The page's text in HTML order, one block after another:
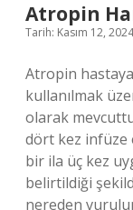
Atropin
Tarih: Kasım 12, 2024
Atropin
kullanılmak
olarak
dört kez infüze
bir ila üç kez
belirtildiği
nereden